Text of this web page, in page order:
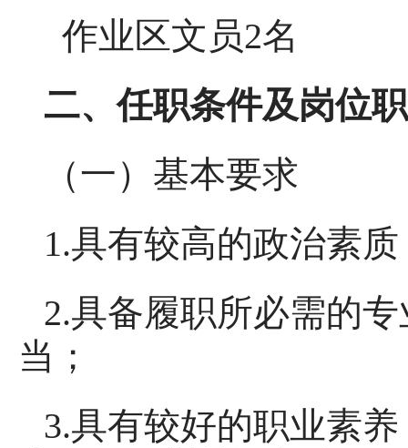
作业区文员2名
二、任职条件及岗位
（一）基本要求
1.具有较高的政治素
2.具备履职所必需的
当；
3.具有较好的职业素